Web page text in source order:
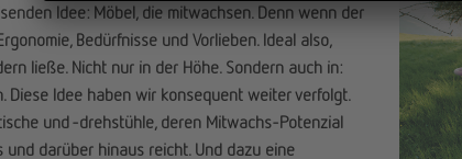
Idee: Möbel, die mitwachsen. Denn wenn der
Bedürfnisse und Vorlieben. Ideal also,
ließe. Nicht nur in der Höhe. Sondern auch in:
Diese Idee haben wir konsequent weiter verfolgt.
und -drehstühle, deren Mitwachs-Potenzial
darüber hinaus reicht. Und dazu eine